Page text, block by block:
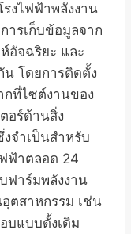
งไฟฟ้าพลังงาน
ารเก็บข้อมูลจาก
อัจฉริยะ และ
โดยการติดตั้ง
กที่ไซต์งานของ
อร์ด้านสิ่ง
จำเป็นสำหรับ
ฟ้าตลอด 24
ฟาร์มพลังงาน
ตสาหกรรม เช่น
บแบบดั้งเดิม